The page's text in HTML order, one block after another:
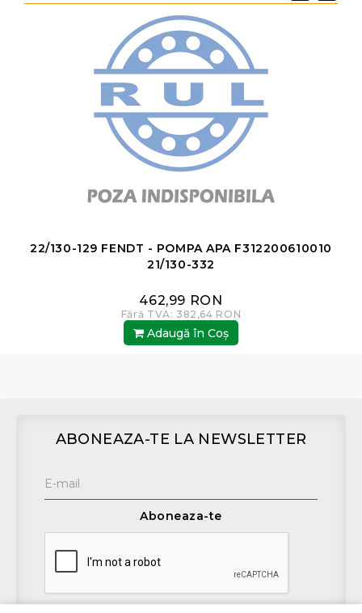
22/130-129 FENDT - POMPA APA F312200610010
21/130-332
462,99 RON
Fără TVA: 382,64 RON
Adaugă în Coş
ABONEAZA-TE LA NEWSLETTER
Aboneaza-te